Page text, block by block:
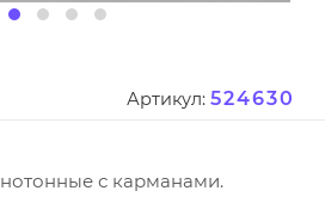
Артикул: 524630
с карманами.